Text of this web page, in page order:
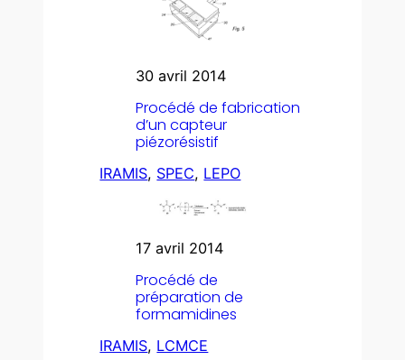
30 avril 2014
Procédé de fabrication
d’un capteur
piézorésistif
IRAMIS, SPEC, LEPO
17 avril 2014
Procédé de
préparation de
formamidines
IRAMIS, LCMCE